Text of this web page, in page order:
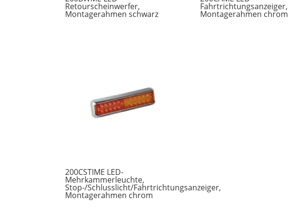
Retourscheinwerfer,
Montagerahmen schwarz
Fahrtrichtungsanzeiger,
Montagerahmen chrom
200CSTIME LED-
Mehrkammerleuchte,
Stop-/Schlusslicht/Fahrtrichtungsanzeiger,
Montagerahmen chrom